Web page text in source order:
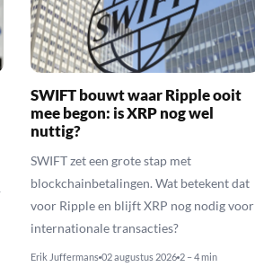
SWIFT bouwt waar Ripple ooit
mee begon: is XRP nog wel
nuttig?
SWIFT zet een grote stap met
blockchainbetalingen. Wat betekent dat
voor Ripple en blijft XRP nog nodig voor
internationale transacties?
Erik Juffermans 02 augustus 2026 2 – 4 min